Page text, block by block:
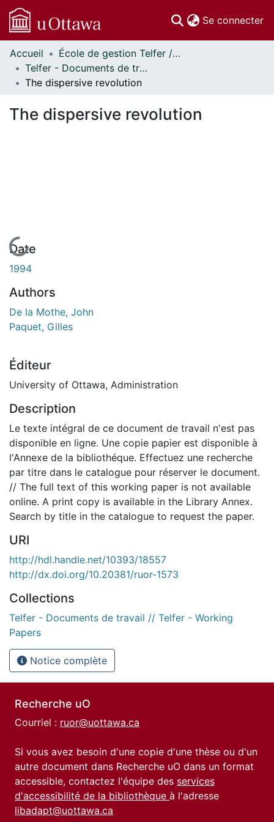
Se connecter
Communautés
et collections
Parcourir
À propos
Accueil
École de gestion Telfer // Telfer School of Management
Telfer - Documents de travail // Telfer - Working Papers
The dispersive revolution
The dispersive revolution
En cours de chargement...
Date
1994
Authors
De la Mothe, John
Paquet, Gilles
Éditeur
University of Ottawa, Administration
Description
Le texte intégral de ce document de travail n'est pas
disponible en ligne. Une copie papier est disponible à
l'Annexe de la bibliothéque. Effectuez une recherche
par titre dans le catalogue pour réserver le document.
// The full text of this working paper is not available
online. A print copy is available in the Library Annex.
Search by title in the catalogue to request the paper.
URI
http://hdl.handle.net/10393/18557
http://dx.doi.org/10.20381/ruor-1573
Collections
Telfer - Documents de travail // Telfer - Working
Papers
Notice complète
Recherche uO
Courriel : ruor@uottawa.ca
Si vous avez besoin d'une copie d'une thèse ou d'un
autre document dans Recherche uO dans un format
accessible, contactez l'équipe des services
d'accessibilité de la bibliothèque à l'adresse
libadapt@uottawa.ca